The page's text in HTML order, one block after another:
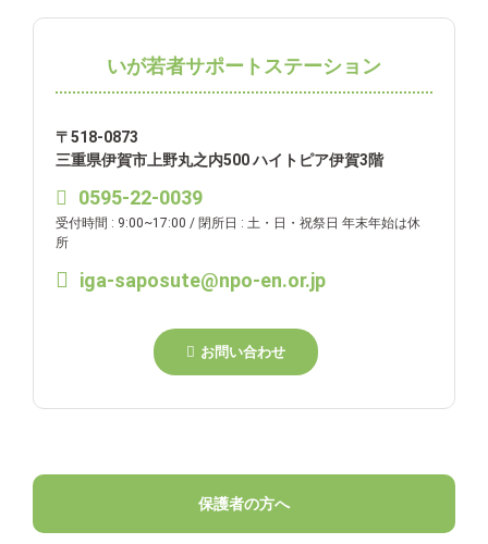
いが若者サポートステーション
〒518-0873
三重県伊賀市上野丸之内500 ハイトピア伊賀3階
0595-22-0039
受付時間 : 9:00~17:00 / 閉所日 : 土・日・祝祭日 年末年始は休
所
iga-saposute@npo-en.or.jp
お問い合わせ
保護者の方へ